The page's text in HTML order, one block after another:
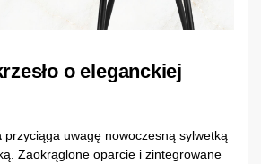
o eleganckiej
przyciąga uwagę nowoczesną sylwetką
Zaokrąglone oparcie i zintegrowane